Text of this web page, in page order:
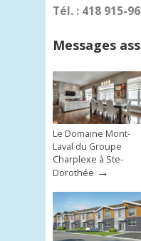
Tél. : 418 915-
Messages
Le Domaine Mont-
Laval du Groupe
Charplexe à Ste-
Dorothée →